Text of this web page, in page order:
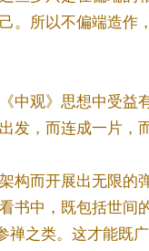
。所以不偏端造作
中观》思想中受益
发，而连成一片，
构而开展出无限的
书中，既包括世间
禅之类。这才能既